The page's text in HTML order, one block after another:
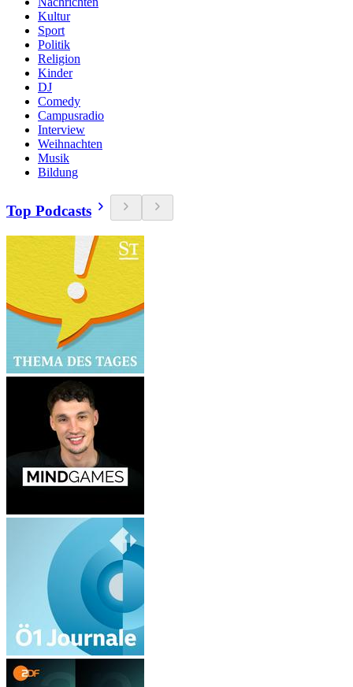
Kultur
Sport
Politik
Religion
Kinder
DJ
Comedy
Campusradio
Interview
Weihnachten
Musik
Bildung
Top Podcasts